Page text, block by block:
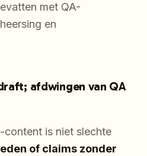
met QA-
en
afdwingen van QA
is niet slechte
of claims zonder